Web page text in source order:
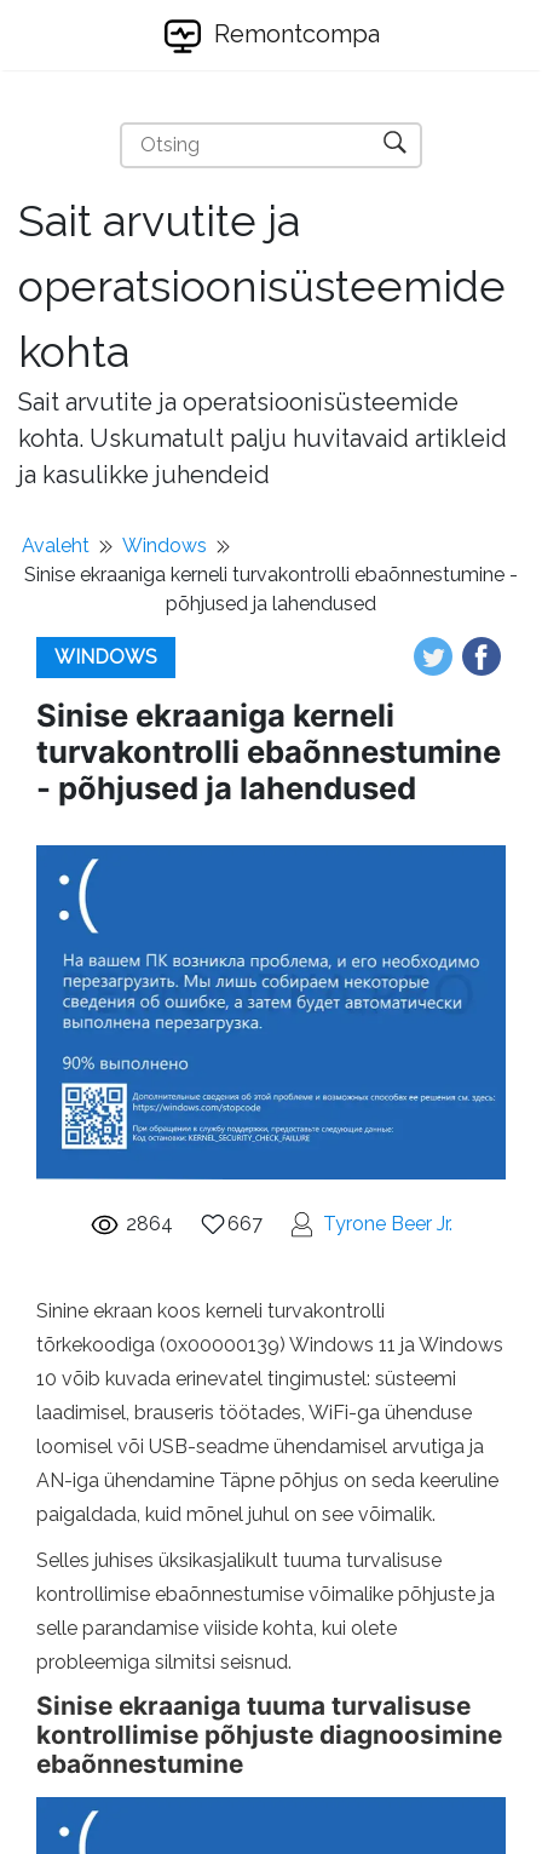
Remontcompa
Sait arvutite ja
operatsioonisüsteemide
kohta
Sait arvutite ja operatsioonisüsteemide
kohta. Uskumatult palju huvitavaid artikleid
ja kasulikke juhendeid
Avaleht
Windows
Sinise ekraaniga kerneli turvakontrolli ebaõnnestumine -
põhjused ja lahendused
WINDOWS
Sinise ekraaniga kerneli
turvakontrolli ebaõnnestumine
- põhjused ja lahendused
2864 667 Tyrone Beer Jr.
Sinine ekraan koos kerneli turvakontrolli
tõrkekoodiga (0x00000139) Windows 11 ja Windows
10 võib kuvada erinevatel tingimustel: süsteemi
laadimisel, brauseris töötades, WiFi-ga ühenduse
loomisel või USB-seadme ühendamisel arvutiga ja
AN-iga ühendamine Täpne põhjus on seda keeruline
paigaldada, kuid mõnel juhul on see võimalik.
Selles juhises üksikasjalikult tuuma turvalisuse
kontrollimise ebaõnnestumise võimalike põhjuste ja
selle parandamise viiside kohta, kui olete
probleemiga silmitsi seisnud.
Sinise ekraaniga tuuma turvalisuse
kontrollimise põhjuste diagnoosimine
ebaõnnestumine